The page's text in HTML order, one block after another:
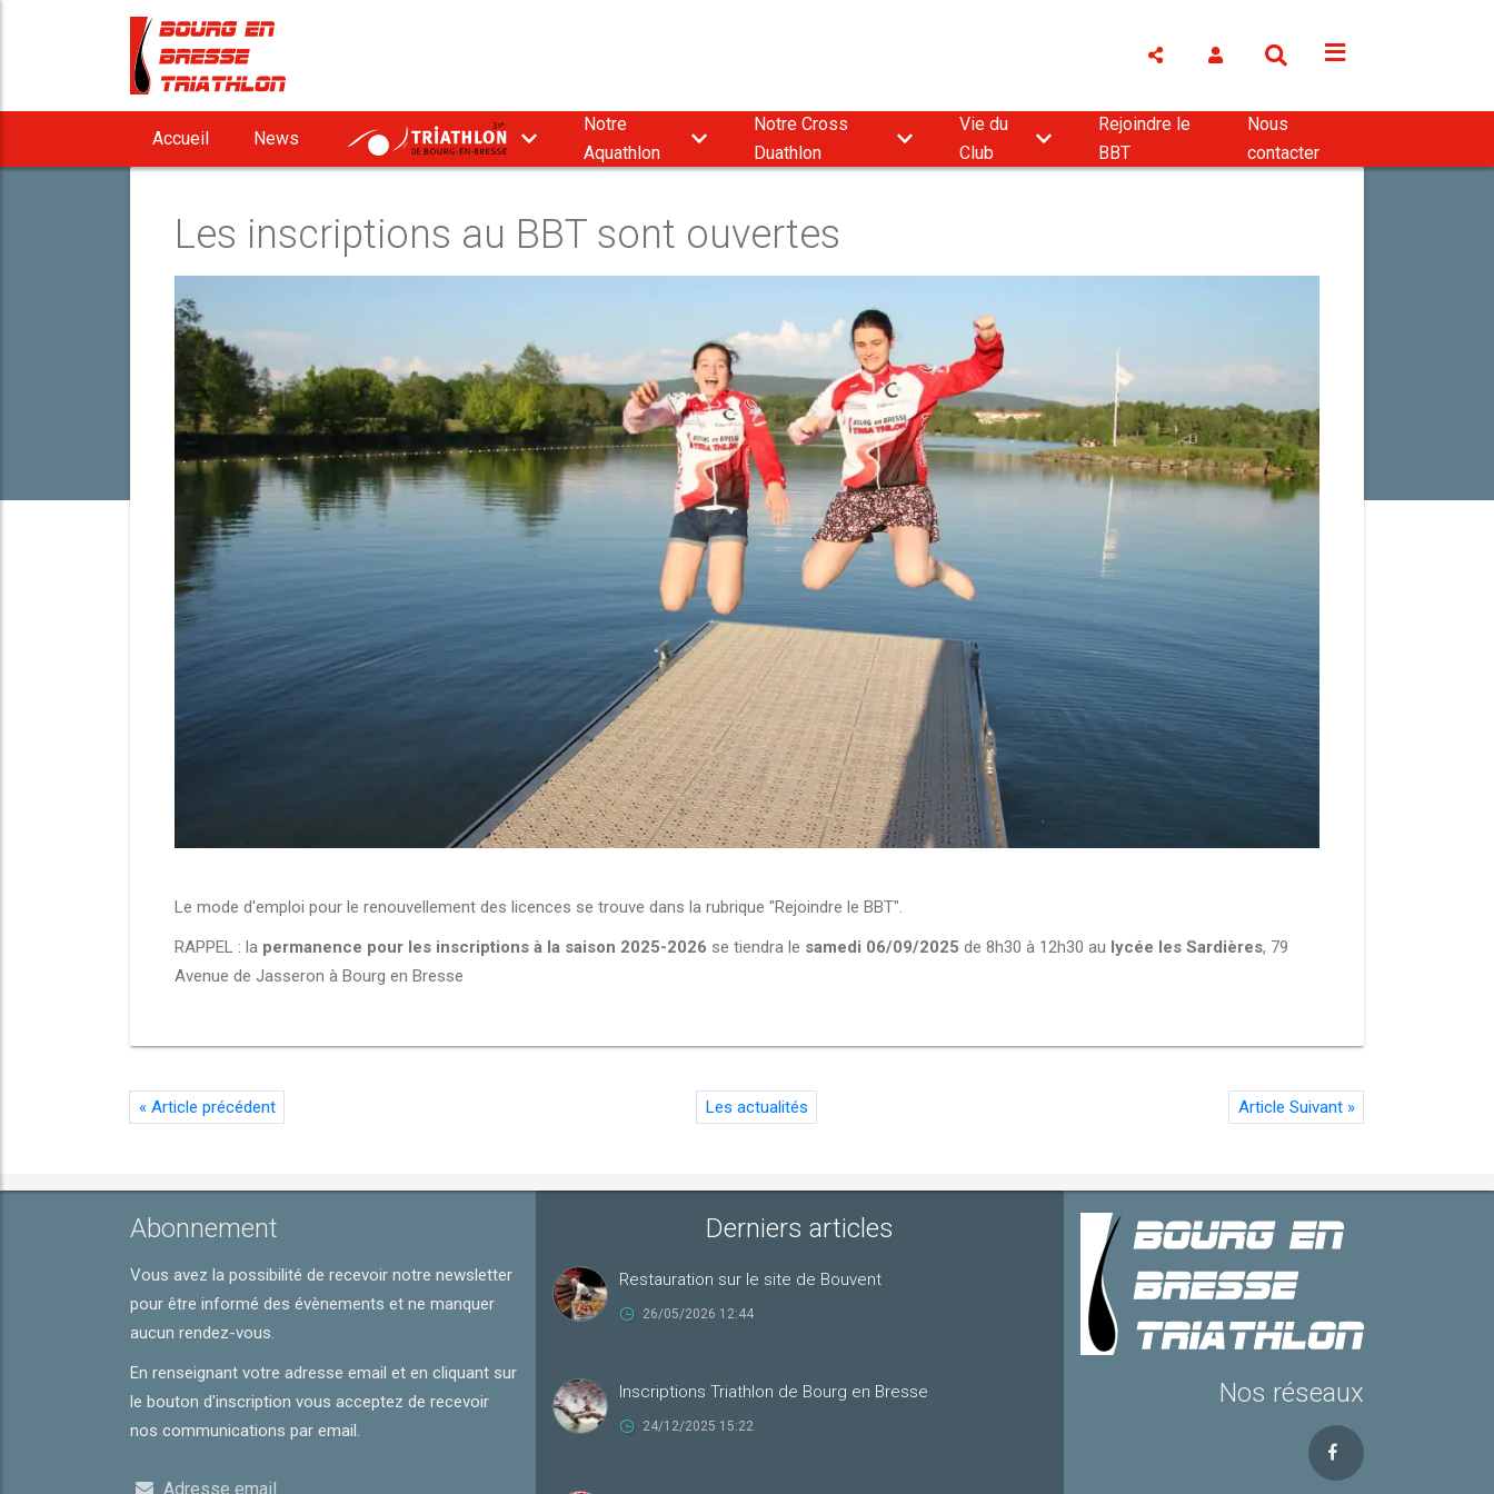
Accueil News
9
3
Notre
Aquathlon
Notre Cross
Duathlon
Vie du
Club
Rejoindre le
BBT
Nous
contacter
Les inscriptions au BBT sont ouvertes
Le mode d'emploi pour le renouvellement des licences se trouve dans la rubrique "Rejoindre le BBT".
RAPPEL : la permanence pour les inscriptions à la saison 2025-2026 se tiendra le samedi 06/09/2025 de 8h30 à 12h30 au lycée les Sardières, 79
Avenue de Jasseron à Bourg en Bresse
«Article précédent Les actualités Article Suivant »
Abonnement
Vous avez la possibilité de recevoir notre newsletter
pour être informé des évènements et ne manquer
aucun rendez-vous.
En renseignant votre adresse email et en cliquant sur
le bouton d'inscription vous acceptez de recevoir
nos communications par email.
Adresse email
Derniers articles
Restauration sur le site de Bouvent
26/05/2026 12:44
Inscriptions Triathlon de Bourg en Bresse
24/12/2025 15:22
Nos réseaux